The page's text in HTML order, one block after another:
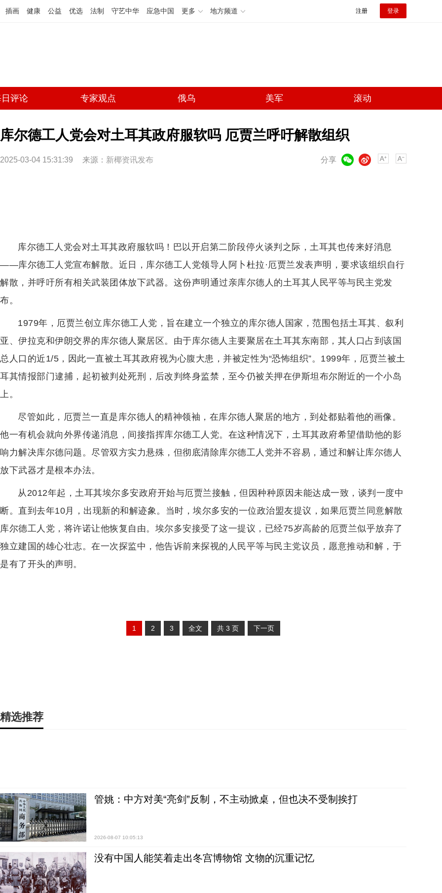
插画 健康 公益 优选 法制 守艺中华 应急中国 更多 地方频道 注册 登录
评论 专家观点 俄乌 美军 滚动
库尔德工人党会对土耳其政府服软吗 厄贾兰呼吁解散组织
2025-03-04 15:31:39 来源： 新椰资讯发布 分享
微博
库尔德工人党会对土耳其政府服软吗！巴以开启第二阶段停火谈判之际，土耳其也传来好消息
——库尔德工人党宣布解散。近日，库尔德工人党领导人阿卜杜拉·厄贾兰发表声明，要求该组织自行
解散，并呼吁所有相关武装团体放下武器。这份声明通过亲库尔德人的土耳其人民平等与民主党发
布。
1979年，厄贾兰创立库尔德工人党，旨在建立一个独立的库尔德人国家，范围包括土耳其、叙利
亚、伊拉克和伊朗交界的库尔德人聚居区。由于库尔德人主要聚居在土耳其东南部，其人口占到该国
总人口的近1/5，因此一直被土耳其政府视为心腹大患，并被定性为“恐怖组织”。1999年，厄贾兰被土
耳其情报部门逮捕，起初被判处死刑，后改判终身监禁，至今仍被关押在伊斯坦布尔附近的一个小岛
上。
尽管如此，厄贾兰一直是库尔德人的精神领袖，在库尔德人聚居的地方，到处都贴着他的画像。
他一有机会就向外界传递消息，间接指挥库尔德工人党。在这种情况下，土耳其政府希望借助他的影
响力解决库尔德问题。尽管双方实力悬殊，但彻底清除库尔德工人党并不容易，通过和解让库尔德人
放下武器才是根本办法。
从2012年起，土耳其埃尔多安政府开始与厄贾兰接触，但因种种原因未能达成一致，谈判一度中
断。直到去年10月，出现新的和解迹象。当时，埃尔多安的一位政治盟友提议，如果厄贾兰同意解散
库尔德工人党，将许诺让他恢复自由。埃尔多安接受了这一提议，已经75岁高龄的厄贾兰似乎放弃了
独立建国的雄心壮志。在一次探监中，他告诉前来探视的人民平等与民主党议员，愿意推动和解，于
是有了开头的声明。
1 2 3 全文 共 3 页 下一页
精选推荐
管姚：中方对美“亮剑”反制，不主动掀桌，但也决不受制挨打
2026-08-07 10:05:13
没有中国人能笑着走出冬宫博物馆 文物的沉重记忆